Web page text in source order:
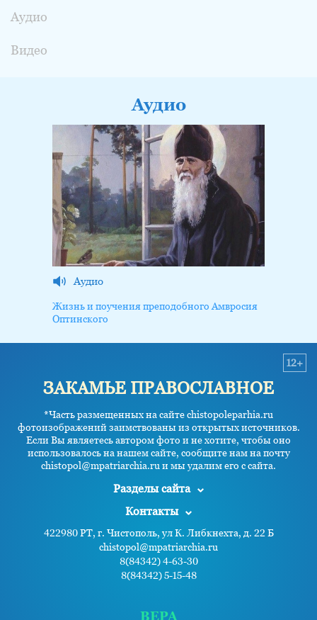
Аудио
Видео
Аудио
Аудио
Жизнь и поучения преподобного Амвросия
Оптинского
ЗАКАМЬЕ ПРАВОСЛАВНОЕ
*Часть размещенных на сайте chistopoleparhia.ru
фотоизображений заимствованы из открытых источников.
Если Вы являетесь автором фото и не хотите, чтобы оно
использовалось на нашем сайте, сообщите нам на почту
chistopol@mpatriarchia.ru и мы удалим его с сайта.
12+
Разделы сайта
Контакты
422980 РТ, г. Чистополь, ул К. Либкнехта, д. 22 Б
chistopol@mpatriarchia.ru
8(84342) 4-63-30
8(84342) 5-15-48
ВЕРА